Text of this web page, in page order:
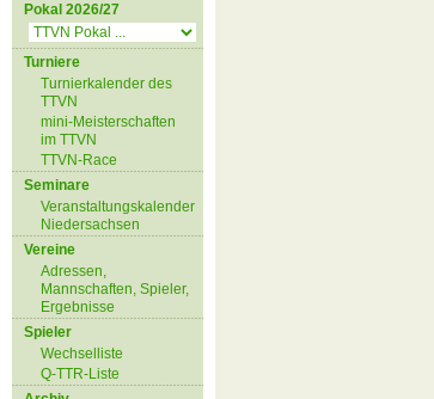
Pokal 2026/27
Turniere
Turnierkalender des
TTVN
mini-Meisterschaften
im TTVN
TTVN-Race
Seminare
Veranstaltungskalender
Niedersachsen
Vereine
Adressen,
Mannschaften, Spieler,
Ergebnisse
Spieler
Wechselliste
Q-TTR-Liste